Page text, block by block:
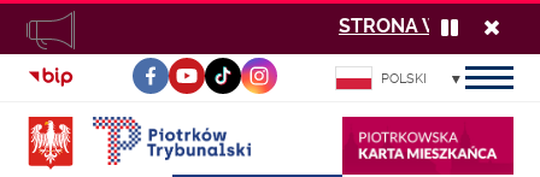
STRONA W Zatrzymaj
INFORMACJI
PUBLICZNEJ
POLSKI